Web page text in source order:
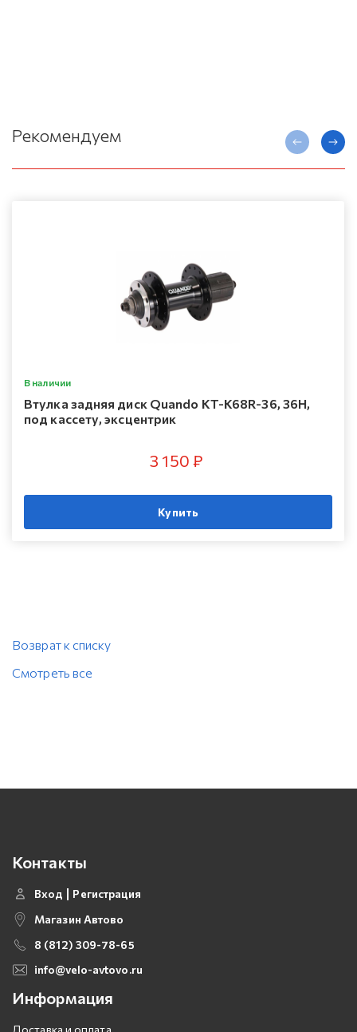
Рекомендуем
В наличии
Втулка задняя диск Quando KT-K68R-36, 36H,
под кассету, эксцентрик
3 150 ₽
Купить
Возврат к списку
Смотреть все
Контакты
Вход
Регистрация
Магазин Автово
8 (812) 309-78-65
info@velo-avtovo.ru
Информация
Доставка и оплата